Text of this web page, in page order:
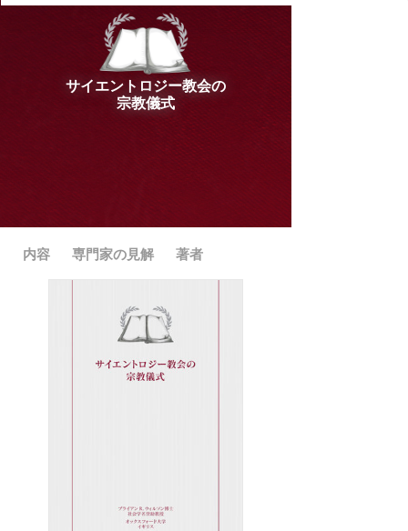
サイエントロジー教会の
宗教儀式
内容 専門家の見解 著者